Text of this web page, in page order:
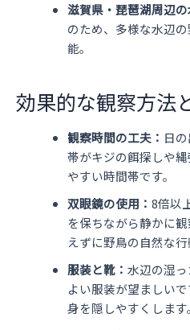
滋賀県・琵琶湖周辺の
のため、多様な水辺
能。
効果的な観察方法
観察時間の工夫： 日
帯がキジの餌探しや
やすい時間帯です。
双眼鏡の使用： 8倍以
を保ちながら静かに
えずに野鳥の自然な行
服装と靴： 水辺の湿
よい服装が望ましい
身を隠しやすくします。